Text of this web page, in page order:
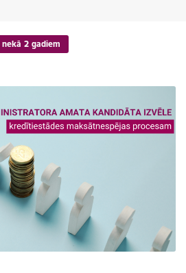
2 gadiem